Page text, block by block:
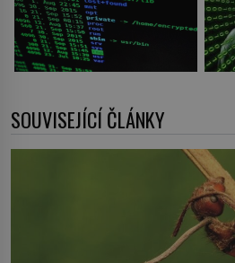
SOUVISEJÍCÍ ČLÁNKY